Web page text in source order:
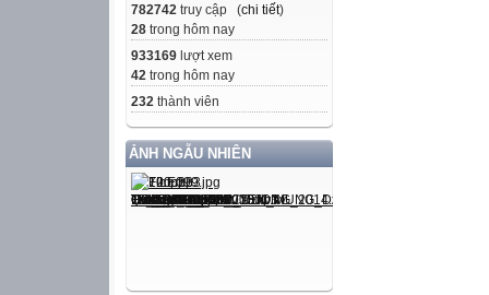
782742 truy cập (chi tiết)
28 trong hôm nay
933169 lượt xem
42 trong hôm nay
232 thành viên
ẢNH NGẪU NHIÊN